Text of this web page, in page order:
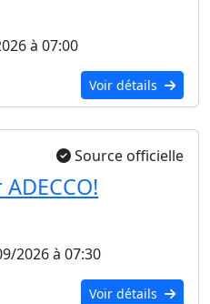
à 07:00
Voir détails
Source officielle
2026 à 07:30
Voir détails